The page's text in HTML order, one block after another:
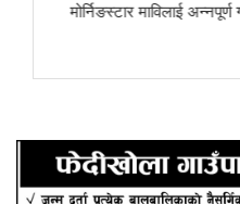
मोर्निङस्टार माविलाई अन्नपूर्ण